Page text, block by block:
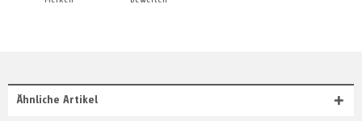
Ähnliche Artikel